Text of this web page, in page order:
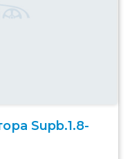
Supb.1.8-